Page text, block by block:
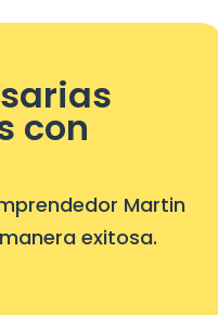
con
Martin
exitosa.